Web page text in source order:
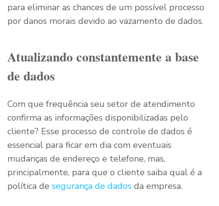
para eliminar as chances de um possível processo
por danos morais devido ao vazamento de dados.
Atualizando constantemente a base
de dados
Com que frequência seu setor de atendimento
confirma as informações disponibilizadas pelo
cliente? Esse processo de controle de dados é
essencial para ficar em dia com eventuais
mudanças de endereço e telefone, mas,
principalmente, para que o cliente saiba qual é a
política de segurança de dados da empresa.